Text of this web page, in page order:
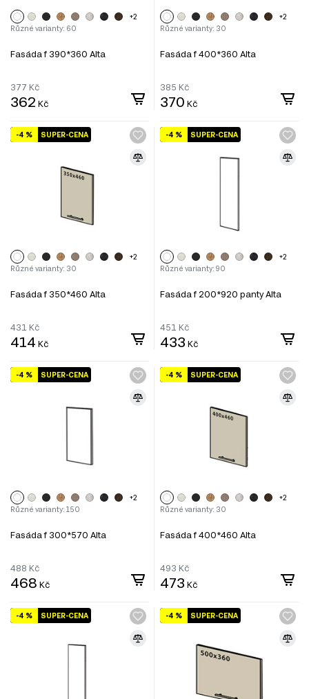
+2
Různé varianty: 60
Fasáda f 390*360 Alta
377 Kč
362 Kč
+2
Různé varianty: 30
Fasáda f 400*360 Alta
385 Kč
370 Kč
SUPER-CENA
-4 %
+2
Různé varianty: 30
Fasáda f 350*460 Alta
431 Kč
414 Kč
SUPER-CENA
-4 %
+2
Různé varianty: 90
Fasáda f 200*920 panty Alta
451 Kč
433 Kč
SUPER-CENA
-4 %
+2
Různé varianty: 150
Fasáda f 300*570 Alta
488 Kč
468 Kč
SUPER-CENA
-4 %
+2
Různé varianty: 30
Fasáda f 400*460 Alta
493 Kč
473 Kč
SUPER-CENA
-4 % SUPER-CENA
-4 %